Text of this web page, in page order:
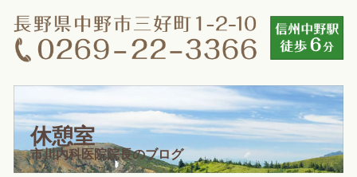
休憩室
市川内科医院院長のブログ